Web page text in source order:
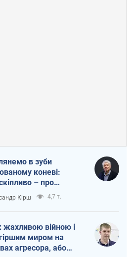
в зуби
коневі:
– про
Україні
Кірш 4,7 т.
жахливою війною і
миром на
агресора, або